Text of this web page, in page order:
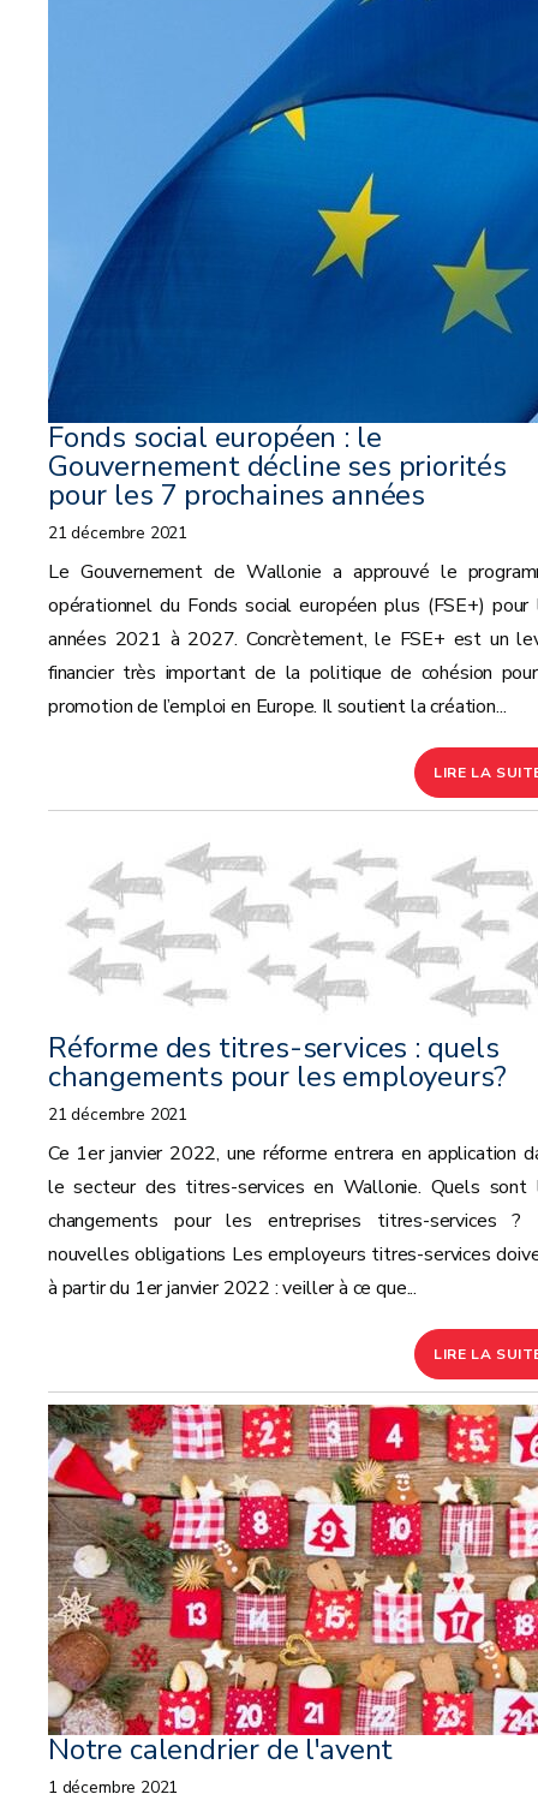
Fonds social européen : le
Gouvernement décline ses priorités
pour les 7 prochaines années
21 décembre 2021
Le Gouvernement de Wallonie a approuvé le
opérationnel du Fonds social européen plus (FSE+) pour
années 2021 à 2027. Concrètement, le FSE+ est un
financier très important de la politique de cohésion
promotion de l’emploi en Europe. Il soutient la création...
LIRE LA
Réforme des titres-services : quels
changements pour les employeurs?
21 décembre 2021
Ce 1er janvier 2022, une réforme entrera en application
le secteur des titres-services en Wallonie. Quels sont
changements pour les entreprises titres-services ?
nouvelles obligations Les employeurs titres-services
à partir du 1er janvier 2022 : veiller à ce que...
LIRE LA
Notre calendrier de l'avent
1 décembre 2021